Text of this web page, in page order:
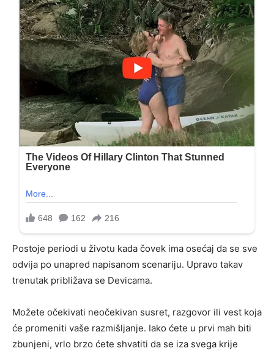
Postoje periodi u životu kada čovek ima osećaj da se sve
odvija po unapred napisanom scenariju. Upravo takav
trenutak približava se Devicama.
Možete očekivati neočekivan susret, razgovor ili vest koja
će promeniti vaše razmišljanje. Iako ćete u prvi mah biti
zbunjeni, vrlo brzo ćete shvatiti da se iza svega krije